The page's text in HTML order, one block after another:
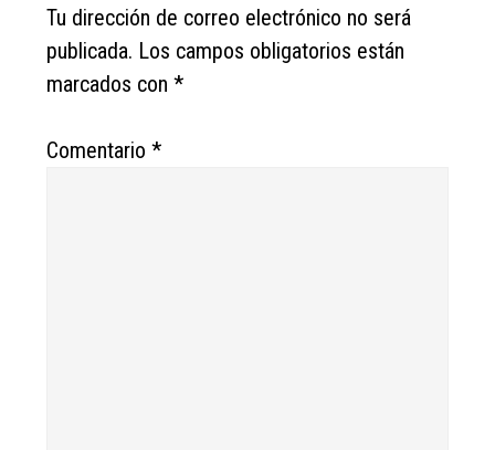
Tu dirección de correo electrónico no será
publicada. Los campos obligatorios están
marcados con*
Comentario*